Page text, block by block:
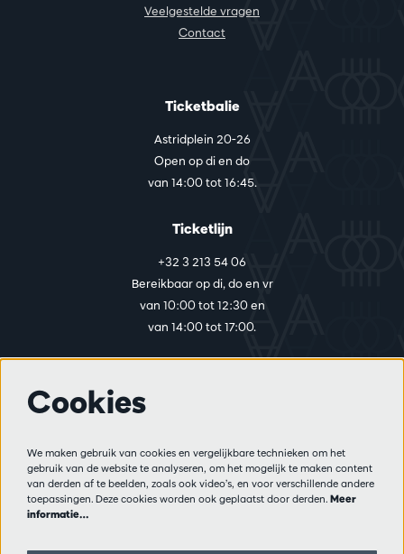
Veelgestelde vragen
Contact
Ticketbalie
Astridplein 20-26
Open op di en do
van 14:00 tot 16:45.
Ticketlijn
+32 3 213 54 06
Bereikbaar op di, do en vr
van 10:00 tot 12:30 en
van 14:00 tot 17:00.
Privacy
Verkoopsvoorwaarden
Pers
Cookies
We maken gebruik van cookies en vergelijkbare technieken om het
gebruik van de website te analyseren, om het mogelijk te maken content
van derden af te beelden, zoals ook video’s, en voor verschillende andere
toepassingen. Deze cookies worden ook geplaatst door derden. Meer
informatie…